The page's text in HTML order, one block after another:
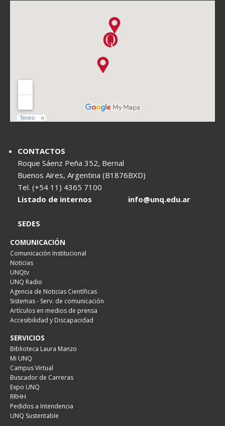
CONTACTOS
Roque Sáenz Peña 352, Bernal
Buenos Aires, Argentina (B1876BXD)
Tel. (+54 11) 4365 7100
Listado de internos
info@unq.edu.ar
SEDES
COMUNICACIÓN
Comunicación Institucional
Noticias
UNQtv
UNQ Radio
Agencia de Noticias Científicas
Sistemas - Serv. de comunicación
Artículos en medios de prensa
Accesibilidad y Discapacidad
SERVICIOS
Biblioteca Laura Manzo
Mi UNQ
Campus Virtual
Buscador de Carreras
Expo UNQ
RRHH
Pedidos a Intendencia
UNQ Sustentable